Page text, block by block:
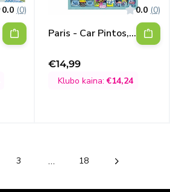
0.0 (0) 0.0 (0)
Paris - Car Pintos,
Išpardavimo
kaina
€14,99
Klubo kaina:€14,24
3 … 18